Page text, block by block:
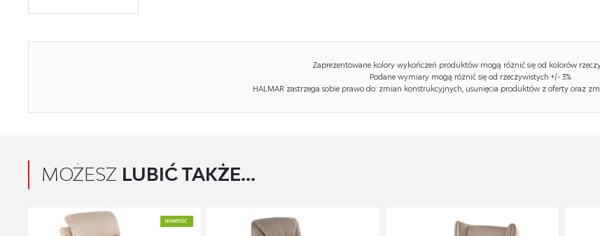
Zaprezentowane kolory wykończeń produktów mogą różnić się od kolorów
Podane wymiary mogą różnić się od rzeczywistych +/- 3%.
HALMAR zastrzega sobie prawo do: zmian konstrukcyjnych, usunięcia produktów z oferty oraz
MOŻESZ LUBIĆ TAKŻE...
NOWOŚĆ